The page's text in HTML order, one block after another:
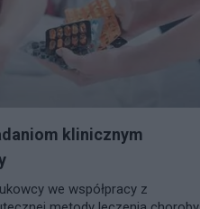
klinicznym
we współpracy z